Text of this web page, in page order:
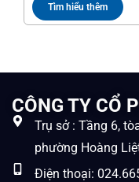
Tìm hiểu thêm
CÔNG TY CỔ
Trụ sở : Tầng 6,
phường Hoàng
Điện thoại: